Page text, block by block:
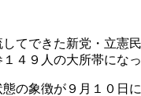
てできた新党・立憲
４９人の大所帯にな
の象徴が９月１０日